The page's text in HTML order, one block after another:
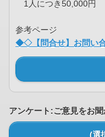
1人につき50,000円
参考ページ
◆◇【問合せ】お問い
アンケート:ご意見をお
(選